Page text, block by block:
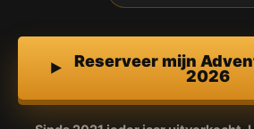
Reserveer mijn
2026